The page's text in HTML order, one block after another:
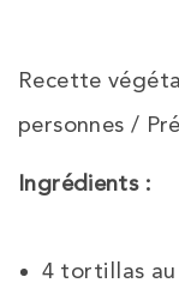
Recette
personnes /
Ingrédients :
4 tortillas